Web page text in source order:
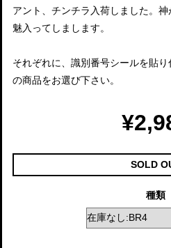
アント、チンチラ入荷しました。
魅入ってしまします。
それぞれに、識別番号シールを貼
の商品をお選び下さい。
SOLD
種類